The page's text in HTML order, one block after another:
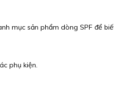
mục sản phẩm dòng SPF để
phụ kiện.